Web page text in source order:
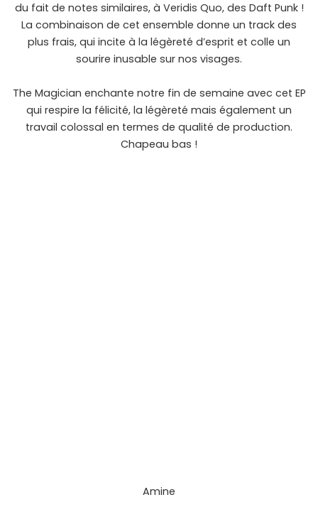
du fait de notes similaires, à Veridis Quo, des Daft Punk !
La combinaison de cet ensemble donne un track des
plus frais, qui incite à la légèreté d’esprit et colle un
sourire inusable sur nos visages.
The Magician enchante notre fin de semaine avec cet EP
qui respire la félicité, la légèreté mais également un
travail colossal en termes de qualité de production.
Chapeau bas !
Amine